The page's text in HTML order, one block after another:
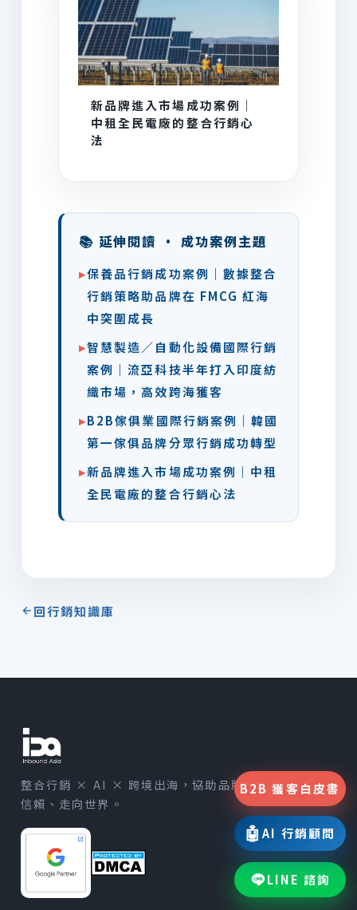
新品牌進入市場成功案例｜
中租全民電廠的整合行銷心
法
📚 延伸閱讀 · 成功案例主題
▸保養品行銷成功案例｜數據整合
行銷策略助品牌在 FMCG 紅海
中突圍成長
▸智慧製造／自動化設備國際行銷
案例｜流亞科技半年打入印度紡
織市場，高效跨海獲客
▸B2B傢俱業國際行銷案例｜韓國
第一傢俱品牌分眾行銷成功轉型
▸新品牌進入市場成功案例｜中租
全民電廠的整合行銷心法
回行銷知識庫
整合行銷 × AI × 跨境出海，協助品牌在 AI 時代贏得
信賴、走向世界。
🤖AI 行銷顧問
LINE 諮詢
B2B 獲客白皮書